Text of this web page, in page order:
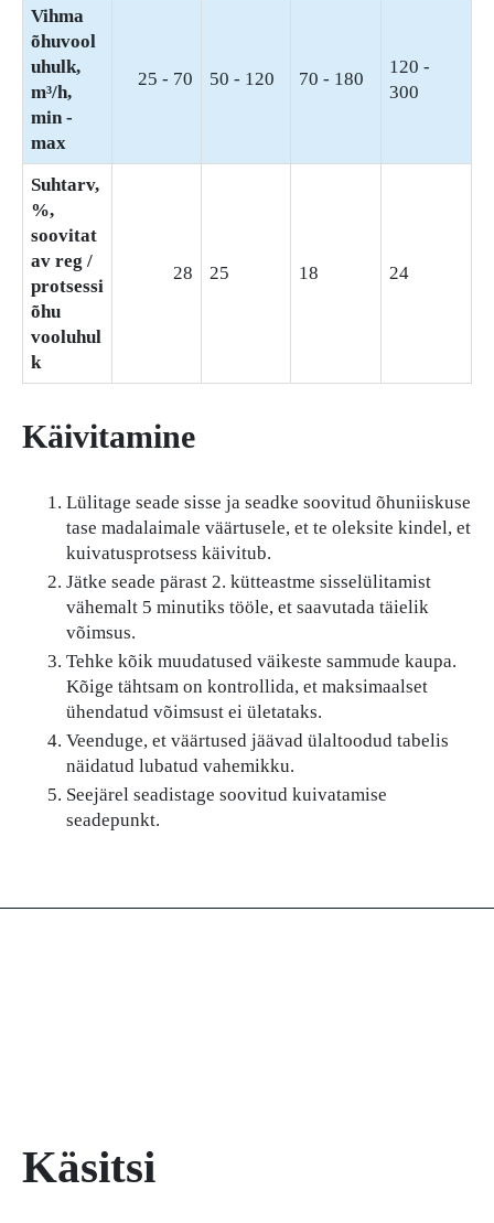
Vihma
õhuvool
uhulk,
m³/h,
min -
max
25 - 70 50 - 120 70 - 180
120 -
300
Suhtarv,
%,
soovitat
av reg /
protsessi
õhu
vooluhul
k
28 25 18 24
Käivitamine
Lülitage seade sisse ja seadke soovitud õhuniiskuse
tase madalaimale väärtusele, et te oleksite kindel, et
kuivatusprotsess käivitub.
Jätke seade pärast 2. kütteastme sisselülitamist
vähemalt 5 minutiks tööle, et saavutada täielik
võimsus.
Tehke kõik muudatused väikeste sammude kaupa.
Kõige tähtsam on kontrollida, et maksimaalset
ühendatud võimsust ei ületataks.
Veenduge, et väärtused jäävad ülaltoodud tabelis
näidatud lubatud vahemikku.
Seejärel seadistage soovitud kuivatamise
seadepunkt.
Käsitsi